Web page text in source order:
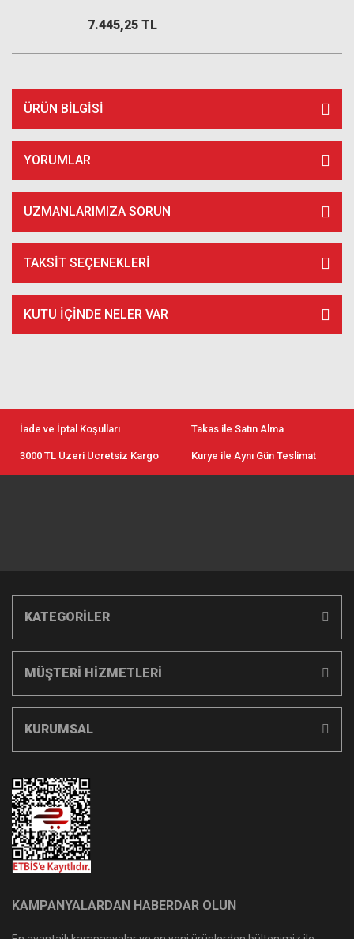
7.445,25 TL
ÜRÜN BILGISI
YORUMLAR
UZMANLARIMIZA SORUN
TAKSIT SEÇENEKLERI
KUTU İÇİNDE NELER VAR
İade ve İptal Koşulları Takas ile Satın Alma
3000 TL Üzeri Ücretsiz Kargo Kurye ile Aynı Gün Teslimat
KATEGORİLER
MÜŞTERİ HİZMETLERİ
KURUMSAL
KAMPANYALARDAN HABERDAR OLUN